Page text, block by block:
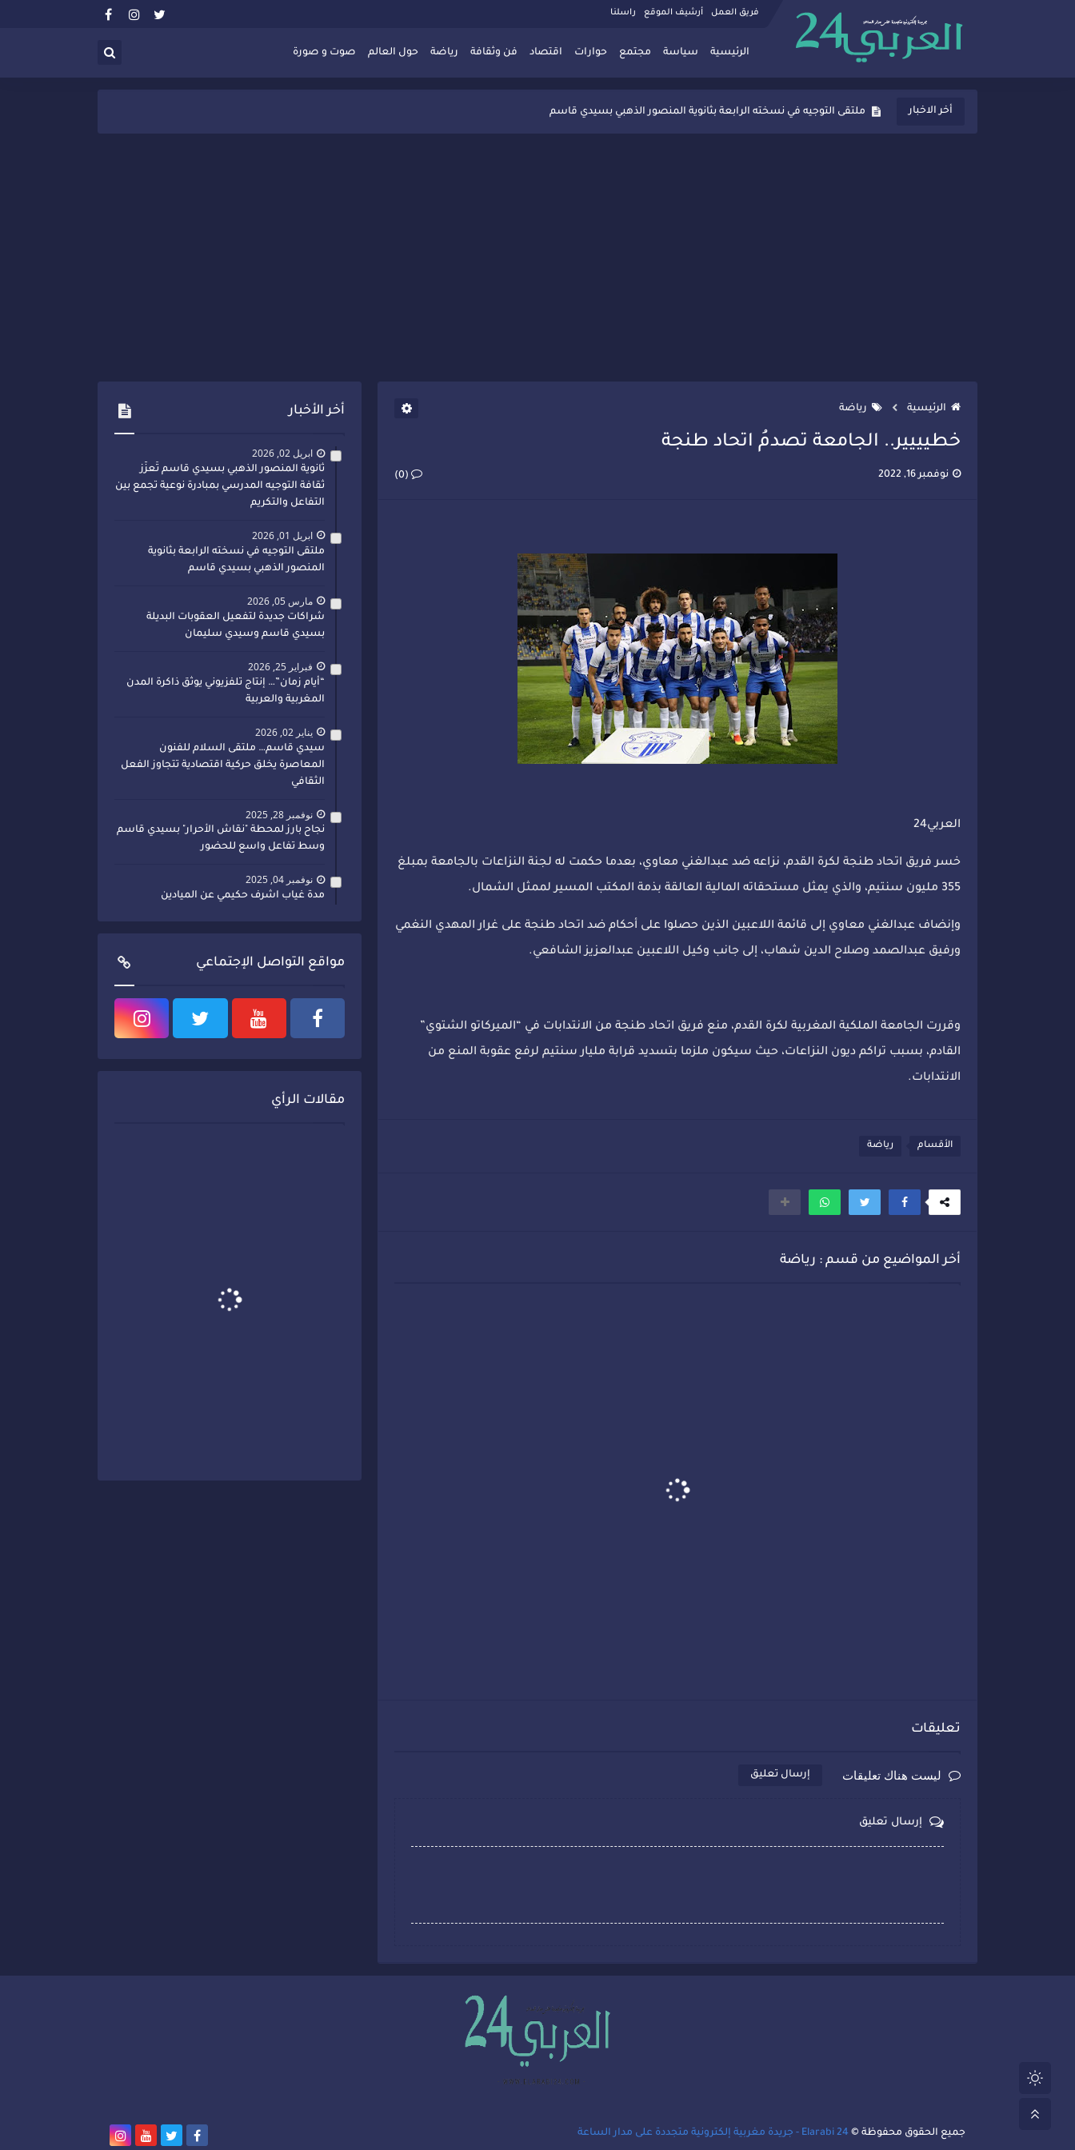
فريق العمل أرشيف الموقع راسلنا
الرئيسية سياسة مجتمع حوارات اقتصاد فن وثقافة رياضة حول العالم صوت و صورة
أخر الاخبار
ثانوية المنصور الذهبي بسيدي قاسم تُعزّز ثقافة التوجيه المدرسي بمبادرة نوعية تجمع بين التفاعل والتكريم
ملتقى التوجيه في نسخته الرابعة بثانوية المنصور الذهبي بسيدي قاسم
الرئيسية رياضة
خطيييير.. الجامعة تصدمُ اتحاد طنجة
نوفمبر 16, 2022 (0)
العربي24
خسر فريق اتحاد طنجة لكرة القدم، نزاعه ضد عبدالغني معاوي، بعدما حكمت له لجنة النزاعات بالجامعة بمبلغ
355 مليون سنتيم، والذي يمثل مستحقاته المالية العالقة بذمة المكتب المسير لممثل الشمال.
وإنضاف عبدالغني معاوي إلى قائمة اللاعبين الذين حصلوا على أحكام ضد اتحاد طنجة على غرار المهدي النغمي
ورفيق عبدالصمد وصلاح الدين شهاب، إلى جانب وكيل اللاعبين عبدالعزيز الشافعي.
وقررت الجامعة الملكية المغربية لكرة القدم، منع فريق اتحاد طنجة من الانتدابات في “الميركاتو الشتوي”
القادم، بسبب تراكم ديون النزاعات، حيث سيكون ملزما بتسديد قرابة مليار سنتيم لرفع عقوبة المنع من
الانتدابات.
الأقسام رياضة
أخر المواضيع من قسم : رياضة
تعليقات
ليست هناك تعليقات إرسال تعليق
إرسال تعليق
أخر الأخبار
ابريل 02, 2026
ثانوية المنصور الذهبي بسيدي قاسم تُعزّز
ثقافة التوجيه المدرسي بمبادرة نوعية تجمع بين
التفاعل والتكريم
ابريل 01, 2026
ملتقى التوجيه في نسخته الرابعة بثانوية
المنصور الذهبي بسيدي قاسم
مارس 05, 2026
شراكات جديدة لتفعيل العقوبات البديلة
بسيدي قاسم وسيدي سليمان
فبراير 25, 2026
“أيام زمان”… إنتاج تلفزيوني يوثق ذاكرة المدن
المغربية والعربية
يناير 02, 2026
سيدي قاسم… ملتقى السلام للفنون
المعاصرة يخلق حركية اقتصادية تتجاوز الفعل
الثقافي
نوفمبر 28, 2025
نجاح بارز لمحطة "نقاش الأحرار" بسيدي قاسم
وسط تفاعل واسع للحضور
نوفمبر 04, 2025
مدة غياب اشرف حكيمي عن الميادين
مواقع التواصل الإجتماعي
مقالات الرأي
جميع الحقوق محفوظة © Elarabi 24 - جريدة مغربية إلكترونية متجددة على مدار الساعة